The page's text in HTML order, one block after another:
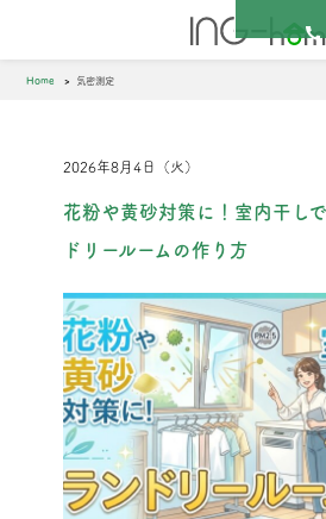
Home 気密測定
2026年8月4日（火）
花粉や黄砂対策に！室内干し
ドリールームの作り方